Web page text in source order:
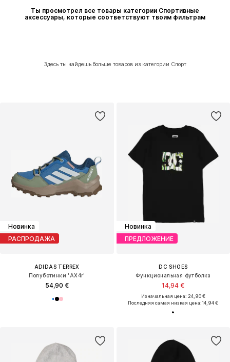
Ты просмотрел все товары категории Спортивные
аксессуары, которые соответствуют твоим фильтрам
Здесь ты найдешь больше товаров из категории Спорт
Новинка
РАСПРОДАЖА
ADIDAS TERREX
Полуботинки 'AX4r'
54,90 €
Новинка
ПРЕДЛОЖЕНИЕ
DC SHOES
Функциональная футболка
14,94 €
Изначальная цена: 24,90 €
Последняя самая низкая цена:14,94 €